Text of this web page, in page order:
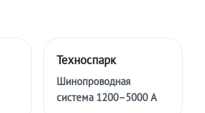
Техноспарк
Шинопроводная
система 1200–5000 А